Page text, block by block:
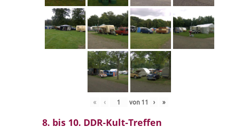
« ‹ von 11 › »
8. bis 10. DDR-Kult-Treffen